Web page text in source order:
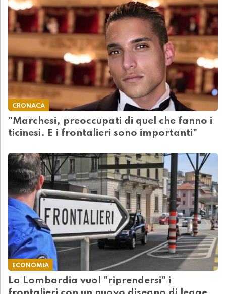
CRONACA
"Marchesi, preoccupati di quel che fanno i
ticinesi. E i frontalieri sono importanti"
ECONOMIA
La Lombardia vuol "riprendersi" i